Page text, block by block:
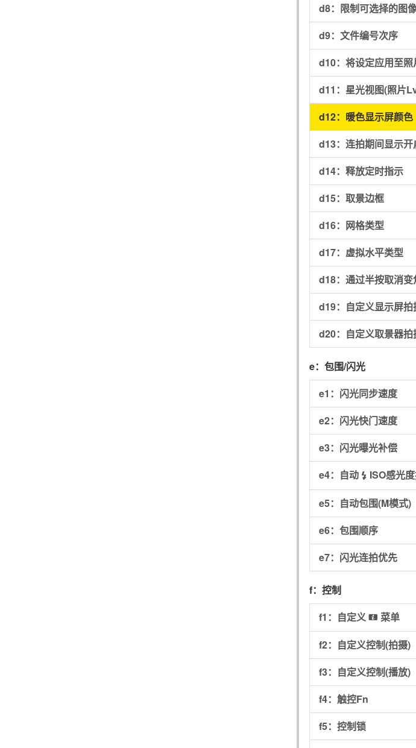
d8： 限制可选择的图
d9： 文件编号次序
d10： 将设定应用至
d11： 星光视图(照片
d12： 暖色显示屏颜色
d13： 连拍期间显示开
d14： 释放定时指示
d15： 取景边框
d16： 网格类型
d17： 虚拟水平类型
d18： 通过半按取消变
d19： 自定义显示屏
d20： 自定义取景器
e： 包围/闪光
e1： 闪光同步速度
e2： 闪光快门速度
e3： 闪光曝光补偿
e4： 自动 c ISO感光
e5： 自动包围(M模式)
e6： 包围顺序
e7： 闪光连拍优先
f： 控制
f1： 自定义 i 菜单
f2： 自定义控制(拍摄)
f3： 自定义控制(播放)
f4： 触控Fn
f5： 控制锁